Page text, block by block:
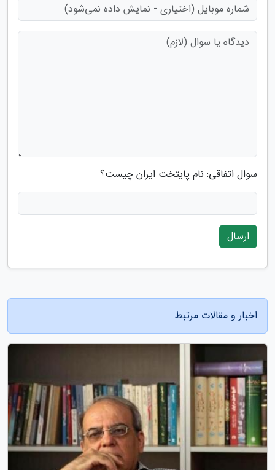
سوال اتفاقی: نام پایتخت ایران چیست؟
ارسال
اخبار و مقالات مرتبط